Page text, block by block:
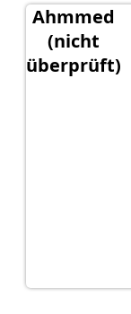
Ahmmed
(nicht
überprüft)